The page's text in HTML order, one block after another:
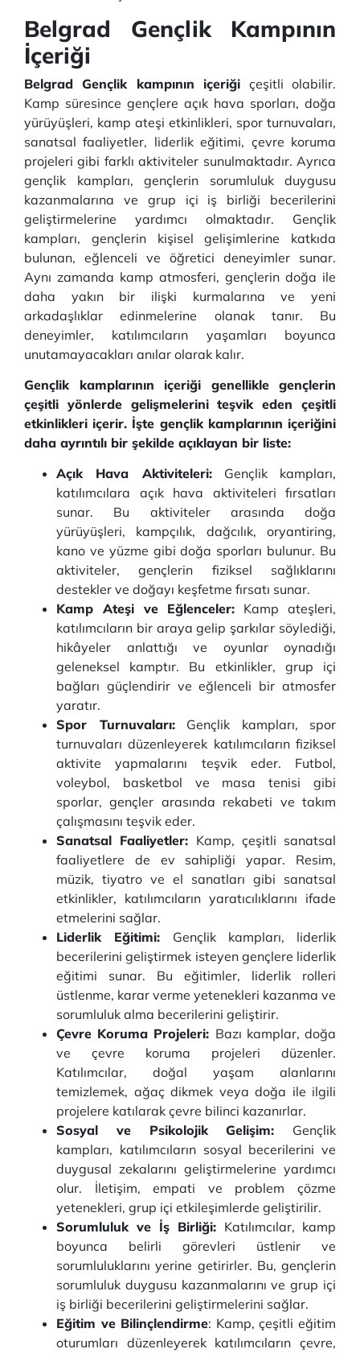
Belgrad Gençlik Kampının
İçeriği
Belgrad Gençlik kampının içeriği çeşitli olabilir.
Kamp süresince gençlere açık hava sporları, doğa
yürüyüşleri, kamp ateşi etkinlikleri, spor turnuvaları,
sanatsal faaliyetler, liderlik eğitimi, çevre koruma
projeleri gibi farklı aktiviteler sunulmaktadır. Ayrıca
gençlik kampları, gençlerin sorumluluk duygusu
kazanmalarına ve grup içi iş birliği becerilerini
geliştirmelerine yardımcı olmaktadır. Gençlik
kampları, gençlerin kişisel gelişimlerine katkıda
bulunan, eğlenceli ve öğretici deneyimler sunar.
Aynı zamanda kamp atmosferi, gençlerin doğa ile
daha yakın bir ilişki kurmalarına ve yeni
arkadaşlıklar edinmelerine olanak tanır. Bu
deneyimler, katılımcıların yaşamları boyunca
unutamayacakları anılar olarak kalır.
Gençlik kamplarının içeriği genellikle gençlerin
çeşitli yönlerde gelişmelerini teşvik eden çeşitli
etkinlikleri içerir. İşte gençlik kamplarının içeriğini
daha ayrıntılı bir şekilde açıklayan bir liste:
Açık Hava Aktiviteleri:Gençlik kampları,
katılımcılara açık hava aktiviteleri fırsatları
sunar. Bu aktiviteler arasında doğa
yürüyüşleri, kampçılık, dağcılık, oryantiring,
kano ve yüzme gibi doğa sporları bulunur. Bu
aktiviteler, gençlerin fiziksel sağlıklarını
destekler ve doğayı keşfetme fırsatı sunar.
Kamp Ateşi ve Eğlenceler: Kamp ateşleri,
katılımcıların bir araya gelip şarkılar söylediği,
hikâyeler anlattığı ve oyunlar oynadığı
geleneksel kamptır. Bu etkinlikler, grup içi
bağları güçlendirir ve eğlenceli bir atmosfer
yaratır.
Spor Turnuvaları:Gençlik kampları, spor
turnuvaları düzenleyerek katılımcıların fiziksel
aktivite yapmalarını teşvik eder. Futbol,
voleybol, basketbol ve masa tenisi gibi
sporlar, gençler arasında rekabeti ve takım
çalışmasını teşvik eder.
Sanatsal Faaliyetler: Kamp, çeşitli sanatsal
faaliyetlere de ev sahipliği yapar. Resim,
müzik, tiyatro ve el sanatları gibi sanatsal
etkinlikler, katılımcıların yaratıcılıklarını ifade
etmelerini sağlar.
Liderlik Eğitimi: Gençlik kampları, liderlik
becerilerini geliştirmek isteyen gençlere liderlik
eğitimi sunar. Bu eğitimler, liderlik rolleri
üstlenme, karar verme yetenekleri kazanma ve
sorumluluk alma becerilerini geliştirir.
Çevre Koruma Projeleri: Bazı kamplar, doğa
ve çevre koruma projeleri düzenler.
Katılımcılar, doğal yaşam alanlarını
temizlemek, ağaç dikmek veya doğa ile ilgili
projelere katılarak çevre bilinci kazanırlar.
Sosyal ve Psikolojik Gelişim: Gençlik
kampları, katılımcıların sosyal becerilerini ve
duygusal zekalarını geliştirmelerine yardımcı
olur. İletişim, empati ve problem çözme
yetenekleri, grup içi etkileşimlerde geliştirilir.
Sorumluluk ve İş Birliği: Katılımcılar, kamp
boyunca belirli görevleri üstlenir ve
sorumluluklarını yerine getirirler. Bu, gençlerin
sorumluluk duygusu kazanmalarını ve grup içi
iş birliği becerilerini geliştirmelerini sağlar.
Eğitim ve Bilinçlendirme: Kamp, çeşitli eğitim
oturumları düzenleyerek katılımcıların çevre,